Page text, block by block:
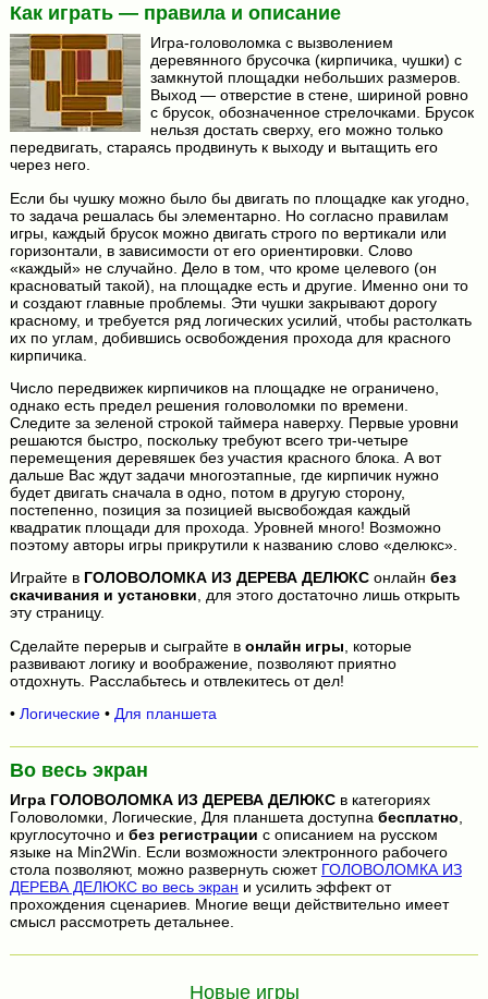
Как играть — правила и описание
Игра-головоломка с вызволением
деревянного брусочка (кирпичика, чушки) с
замкнутой площадки небольших размеров.
Выход — отверстие в стене, шириной ровно
с брусок, обозначенное стрелочками. Брусок
нельзя достать сверху, его можно только
передвигать, стараясь продвинуть к выходу и вытащить его
через него.
Если бы чушку можно было бы двигать по площадке как угодно,
то задача решалась бы элементарно. Но согласно правилам
игры, каждый брусок можно двигать строго по вертикали или
горизонтали, в зависимости от его ориентировки. Слово
«каждый» не случайно. Дело в том, что кроме целевого (он
красноватый такой), на площадке есть и другие. Именно они то
и создают главные проблемы. Эти чушки закрывают дорогу
красному, и требуется ряд логических усилий, чтобы растолкать
их по углам, добившись освобождения прохода для красного
кирпичика.
Число передвижек кирпичиков на площадке не ограничено,
однако есть предел решения головоломки по времени.
Следите за зеленой строкой таймера наверху. Первые уровни
решаются быстро, поскольку требуют всего три-четыре
перемещения деревяшек без участия красного блока. А вот
дальше Вас ждут задачи многоэтапные, где кирпичик нужно
будет двигать сначала в одно, потом в другую сторону,
постепенно, позиция за позицией высвобождая каждый
квадратик площади для прохода. Уровней много! Возможно
поэтому авторы игры прикрутили к названию слово «делюкс».
Играйте в ГОЛОВОЛОМКА ИЗ ДЕРЕВА ДЕЛЮКСонлайн без
скачивания и установки, для этого достаточно лишь открыть
эту страницу.
Сделайте перерыв и сыграйте в онлайн игры , которые
развивают логику и воображение, позволяют приятно
отдохнуть. Расслабьтесь и отвлекитесь от дел!
• Логические• Для планшета
Во весь экран
Игра ГОЛОВОЛОМКА ИЗ ДЕРЕВА ДЕЛЮКСв категориях
Головоломки, Логические, Для планшета доступна бесплатно,
круглосуточно и без регистрации с описанием на русском
языке на Min2Win. Если возможности электронного рабочего
стола позволяют, можно развернуть сюжет ГОЛОВОЛОМКА ИЗ
ДЕРЕВА ДЕЛЮКС во весь экран и усилить эффект от
прохождения сценариев. Многие вещи действительно имеет
смысл рассмотреть детальнее.
Новые игры